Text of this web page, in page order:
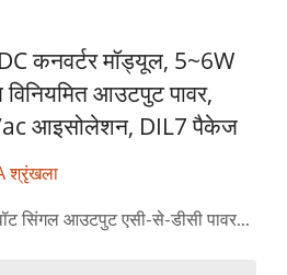
कनवर्टर मॉड्यूल, 5~6W
आउटपुट पावर,
आइसोलेशन, DIL7 पैकेज
श्रृंखला
सिंगल आउटपुट एसी-से-डीसी पावर...